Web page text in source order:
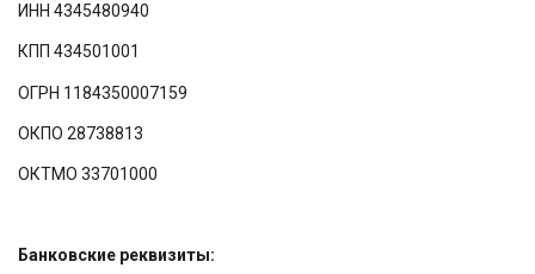
ИНН 4345480940
КПП 434501001
ОГРН 1184350007159
ОКПО 28738813
ОКТМО 33701000
Банковские реквизиты: